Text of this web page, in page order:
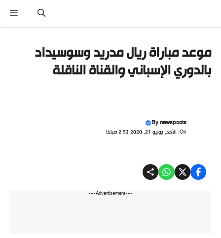
المحتوى
موعد مباراة ريال مدريد وسوسيداد
بالدوري الإسباني والقناة الناقلة
Bynewspoots
On: الأحد, يونيو 21, 2020 2:53 صباحًا
---Advertisement---